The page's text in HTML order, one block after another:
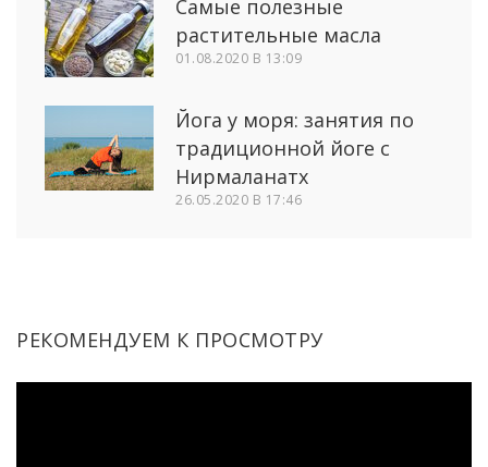
Самые полезные
растительные масла
01.08.2020 В 13:09
Йога у моря: занятия по
традиционной йоге с
Нирмаланатх
26.05.2020 В 17:46
РЕКОМЕНДУЕМ К ПРОСМОТРУ